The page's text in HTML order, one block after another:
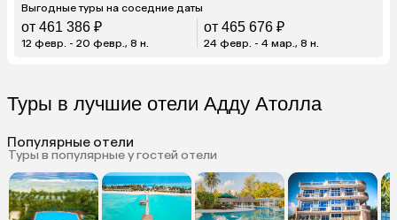
Выгодные туры на соседние даты
от 461 386 ₽
12 февр. - 20 февр., 8 н.
от 465 676 ₽
24 февр. - 4 мар., 8 н.
Туры в лучшие отели Адду Атолла
Популярные отели
Туры в популярные у гостей отели